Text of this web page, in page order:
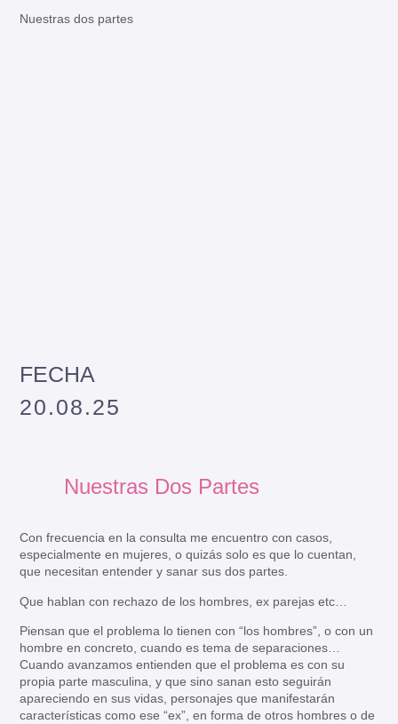
Nuestras dos partes
FECHA
20.08.25
Nuestras Dos Partes
Con frecuencia en la consulta me encuentro con casos,
especialmente en mujeres, o quizás solo es que lo cuentan,
que necesitan entender y sanar sus dos partes.
Que hablan con rechazo de los hombres, ex parejas etc…
Piensan que el problema lo tienen con “los hombres”, o con un
hombre en concreto, cuando es tema de separaciones…
Cuando avanzamos entienden que el problema es con su
propia parte masculina, y que sino sanan esto seguirán
apareciendo en sus vidas, personajes que manifestarán
características como ese “ex”, en forma de otros hombres o de